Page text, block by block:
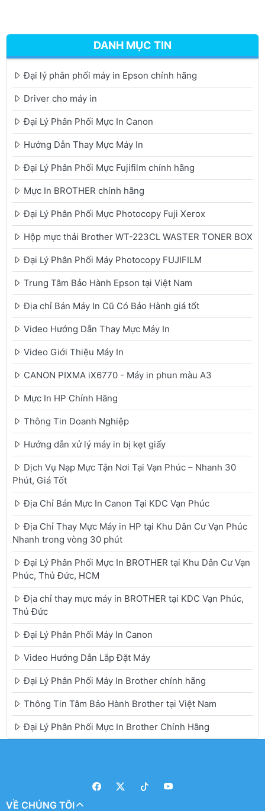
DANH MỤC TIN
Đại lý phân phối máy in Epson chính hãng
Driver cho máy in
Đại Lý Phân Phối Mực In Canon
Hướng Dẫn Thay Mực Máy In
Đại Lý Phân Phối Mực Fujifilm chính hãng
Mực In BROTHER chính hãng
Đại Lý Phân Phối Mực Photocopy Fuji Xerox
Hộp mực thải Brother WT-223CL WASTER TONER BOX
Đại Lý Phân Phối Máy Photocopy FUJIFILM
Trung Tâm Bảo Hành Epson tại Việt Nam
Địa chỉ Bán Máy In Cũ Có Bảo Hành giá tốt
Video Hướng Dẫn Thay Mực Máy In
Video Giới Thiệu Máy In
CANON PIXMA iX6770 - Máy in phun màu A3
Mực In HP Chính Hãng
Thông Tin Doanh Nghiệp
Hướng dẫn xử lý máy in bị kẹt giấy
Dịch Vụ Nạp Mực Tận Nơi Tại Vạn Phúc – Nhanh 30
Phút, Giá Tốt
Địa Chỉ Bán Mực In Canon Tại KDC Vạn Phúc
Địa Chỉ Thay Mực Máy in HP tại Khu Dân Cư Vạn Phúc
Nhanh trong vòng 30 phút
Đại Lý Phân Phối Mực In BROTHER tại Khu Dân Cư Vạn
Phúc, Thủ Đức, HCM
Địa chỉ thay mực máy in BROTHER tại KDC Vạn Phúc,
Thủ Đức
Đại Lý Phân Phối Máy In Canon
Video Hướng Dẫn Lắp Đặt Máy
Đại Lý Phân Phối Máy In Brother chính hãng
Thông Tin Tâm Bảo Hành Brother tại Việt Nam
Đại Lý Phân Phối Mực In Brother Chính Hãng
VỀ CHÚNG TÔI